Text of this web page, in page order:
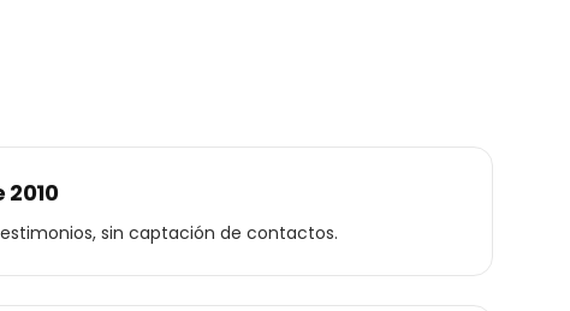
sin captación de contactos.